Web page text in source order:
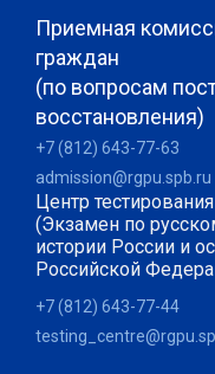
Приемная
граждан
(по вопросам
восстановления)
+7 (812) 643-77-63
admission@rgpu.spb.ru
Центр тестирования
(Экзамен по
истории России и
Российской
+7 (812) 643-77-44